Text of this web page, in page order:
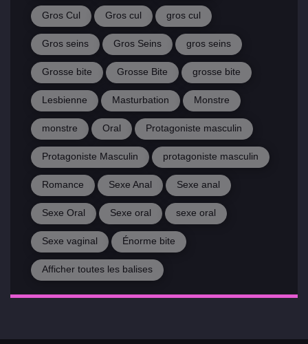
Gros Cul Gros cul gros cul
Gros seins Gros Seins gros seins
Grosse bite Grosse Bite grosse bite
Lesbienne Masturbation Monstre
monstre Oral Protagoniste masculin
Protagoniste Masculin protagoniste masculin
Romance Sexe Anal Sexe anal
Sexe Oral Sexe oral sexe oral
Sexe vaginal Énorme bite
Afficher toutes les balises